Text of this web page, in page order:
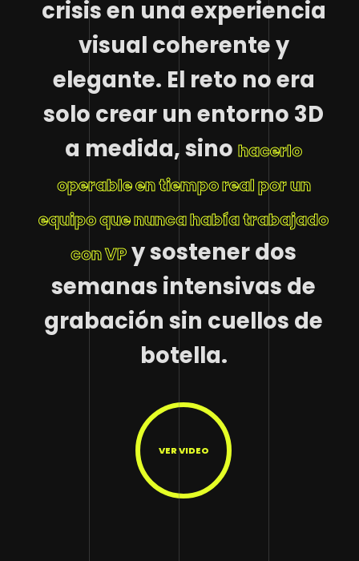
crisis en una experiencia
visual coherente y
elegante. El reto no era
solo crear un entorno 3D
a medida, sino hacerlo
operable en tiempo real por un
equipo que nunca había trabajado
con VP y sostener dos
semanas intensivas de
grabación sin cuellos de
botella.
VER VIDEO